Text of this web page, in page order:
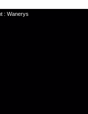
: Wanerys